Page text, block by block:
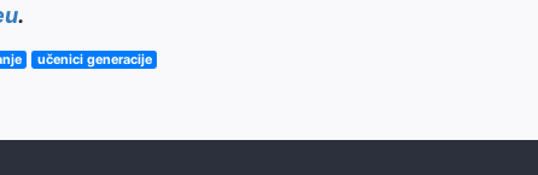
.
učenici generacije